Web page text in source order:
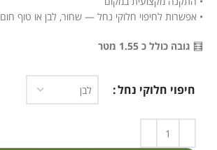
• אפשרות לחיפוי חלוקי נחל — שחור, לבן או טוף חום
🧮 גובה כולל כ 1.55 מטר
חיפוי חלוקי נחל